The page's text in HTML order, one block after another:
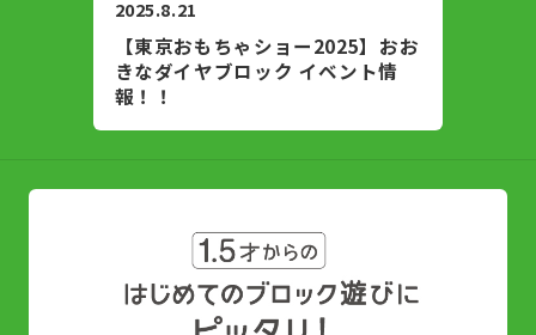
2025.8.21
【東京おもちゃショー2025】おお
きなダイヤブロック イベント情
報！！